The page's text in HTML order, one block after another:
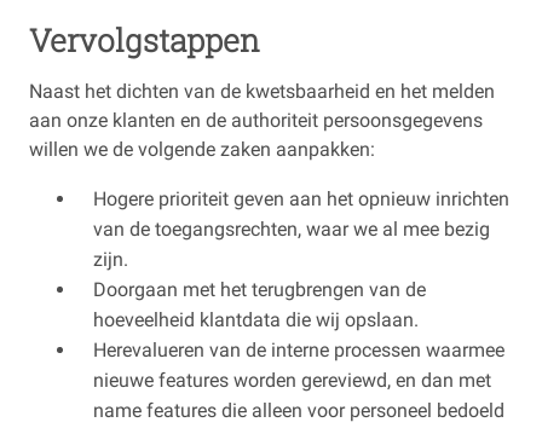
Vervolgstappen
Naast het dichten van de kwetsbaarheid en het melden
aan onze klanten en de authoriteit persoonsgegevens
willen we de volgende zaken aanpakken:
Hogere prioriteit geven aan het opnieuw inrichten
van de toegangsrechten, waar we al mee bezig
zijn.
Doorgaan met het terugbrengen van de
hoeveelheid klantdata die wij opslaan.
Herevalueren van de interne processen waarmee
nieuwe features worden gereviewd, en dan met
name features die alleen voor personeel bedoeld